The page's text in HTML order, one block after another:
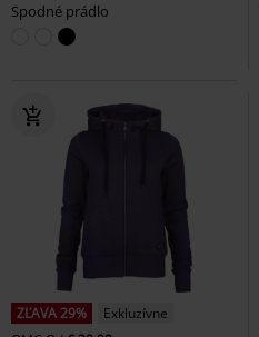
Spodné prádlo
ZĽAVA 29%
Exkluzívne